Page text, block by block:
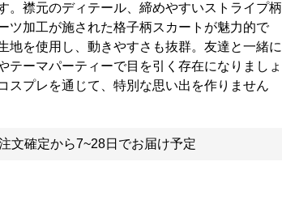
。襟元のディテール、締めやすいストライプ柄
ツ加工が施された格子柄スカートが魅力的で
地を使用し、動きやすさも抜群。友達と一緒に
テーマパーティーで目を引く存在になりましょ
スプレを通じて、特別な思い出を作りません
文確定から7~28日でお届け予定